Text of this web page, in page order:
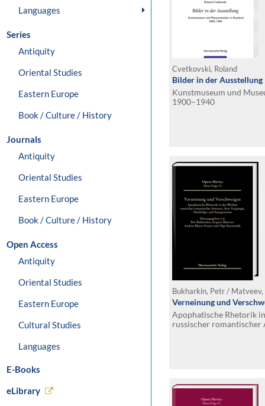
Languages
Series
Antiquity
Oriental Studies
Eastern Europe
Book / Culture / History
Journals
Antiquity
Oriental Studies
Eastern Europe
Book / Culture / History
Open Access
Antiquity
Oriental Studies
Eastern Europe
Cultural Studies
Languages
E-Books
eLibrary
Cvetkovski, Roland
Bilder in der Ausstellung
Kunstmuseum und
1900–1940
Verneinung und
Apophatische Rhetorik
russischer